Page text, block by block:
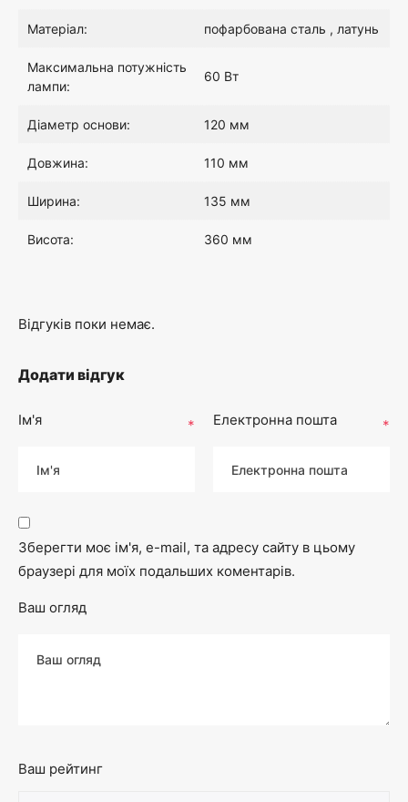
0
Матеріал: пофарбована сталь , латунь
Максимальна потужність
лампи:
60 Вт
Діаметр основи: 120 мм
Довжина: 110 мм
Ширина: 135 мм
Висота: 360 мм
Відгуків поки немає.
Додати відгук
Ім'я * Електронна пошта *
Зберегти моє ім'я, e-mail, та адресу сайту в цьому
браузері для моїх подальших коментарів.
Ваш огляд
Ваш рейтинг